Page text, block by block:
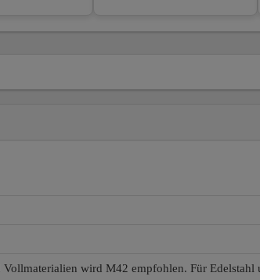
wird M42 empfohlen. Für Edelstahl